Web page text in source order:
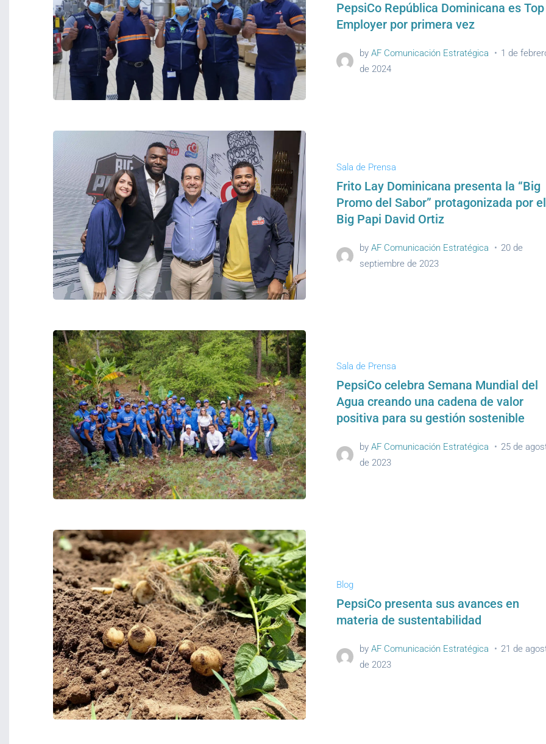
PepsiCo República Dominicana es Top
Employer por primera vez
by AF Comunicación Estratégica
1 de
de 2024
Sala de Prensa
Frito Lay Dominicana presenta la “Big
Promo del Sabor” protagonizada por el
Big Papi David Ortiz
by AF Comunicación Estratégica
20 de
septiembre de 2023
Sala de Prensa
PepsiCo celebra Semana Mundial del
Agua creando una cadena de valor
positiva para su gestión sostenible
by AF Comunicación Estratégica
25 de
de 2023
Blog
PepsiCo presenta sus avances en
materia de sustentabilidad
by AF Comunicación Estratégica
21 de
de 2023